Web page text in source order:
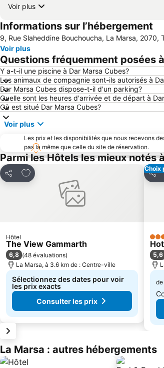
Voir plus
Informations sur l’hébergement
9, Rue Slaheddine Bouchoucha, La Marsa, 2070,
Voir plus
Questions fréquemment posées
Y a-t-il une piscine à Dar Marsa Cubes?
Les animaux de compagnie sont-ils autorisés à
Dar Marsa Cubes dispose-t-il d'un parking?
Quelle sont les heures d'arrivée et de départ à
Où est situé Dar Marsa Cubes?
Voir plus
Les prix et les disponibilités que nous recevons
pas la même que celle du site de réservation.
Parmi les Hôtels les mieux notés
Partager
Ajouter à mes favoris
Hôtel
The View Gammarth
6,8 (48 évaluations)
La Marsa, à 3.6 km de : Centre-ville
Sélectionnez des dates pour voir
les prix exacts
Consulter les prix
Choix
3
5,6
de
La Marsa : autres hébergements